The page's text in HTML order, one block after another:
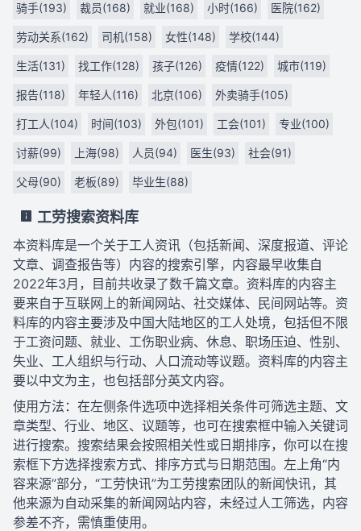
骑手(193) 裁员(168) 就业(168) 小时(166) 医院(162)
劳动关系(162) 司机(158) 女性(148) 学校(144)
生活(131) 找工作(128) 孩子(126) 疫情(122) 城市(119)
报告(118) 年轻人(116) 北京(106) 外卖骑手(105)
打工人(104) 时间(103) 外包(101) 工会(101) 专业(100)
讨薪(99) 上海(98) 人员(94) 医生(93) 社会(91)
父母(90) 老板(89) 毕业生(88)
工劳搜索资料库
本资料库是一个关于工人资讯（包括新闻、深度报道、评论
文章、调查报告等）内容的搜索引擎，内容最早收集自
2022年3月，目前共收录了数千篇文章。资料库的内容主
要来自于互联网上的新闻网站、社交媒体、民间网站等。资
料库的内容主要涉及中国大陆地区的工人处境，包括但不限
于工资问题、就业、工伤职业病、休息、职场压迫、性别、
失业、工人组织与行动、人口流动等议题。资料库的内容主
要以中文为主，也包括部分英文内容。
使用方法：在左侧条件选项中选择相关条件可筛选主题、文
章类型、行业、地区、议题等，也可在搜索框中输入关键词
进行搜索。搜索结果会按照相关性或日期排序，你可以在搜
索框下方选择搜索方式、排序方式与日期范围。左上角“内
容来源”部分，“工劳快讯”为工劳搜索团队的新闻快讯，其
他来源为自动采集的新闻网站内容，未经过人工筛选，内容
参差不齐，需慎重使用。